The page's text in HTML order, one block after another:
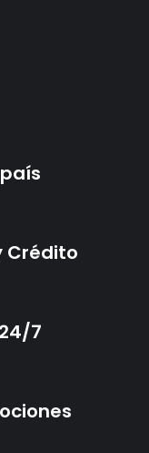
Crédito
7